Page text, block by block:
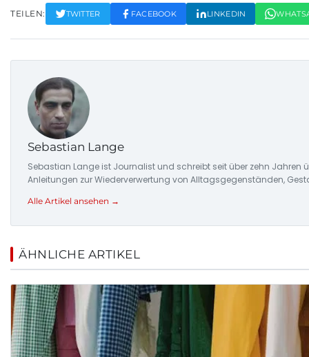
TEILEN: TWITTER FACEBOOK LINKEDIN
Sebastian Lange
Sebastian Lange ist Journalist und schreibt seit über zehn Jahren
Anleitungen zur Wiederverwertung von Alltagsgegenständen,
Alle Artikel ansehen →
ÄHNLICHE ARTIKEL